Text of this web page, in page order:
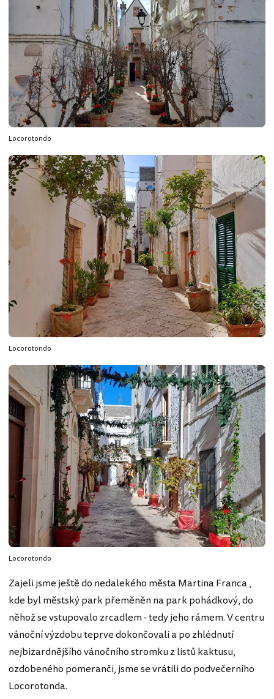
Locorotondo
Locorotondo
Locorotondo
Zajeli jsme ještě do nedalekého města Martina Franca ,
kde byl městský park přeměněn na park pohádkový, do
něhož se vstupovalo zrcadlem - tedy jeho rámem. V centru
vánoční výzdobu teprve dokončovali a po zhlédnutí
nejbizardnějšího vánočního stromku z listů kaktusu,
ozdobeného pomeranči, jsme se vrátili do podvečerního
Locorotonda.